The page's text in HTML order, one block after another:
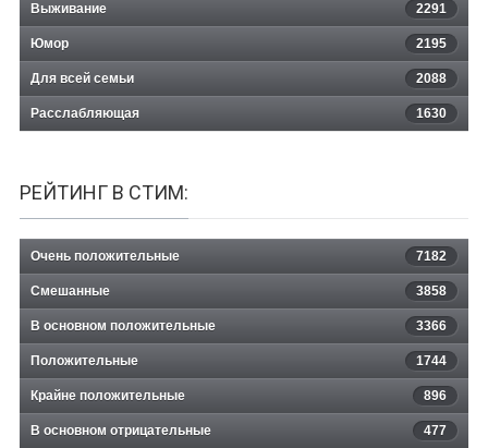
Выживание 2291
Юмор 2195
Для всей семьи 2088
Расслабляющая 1630
РЕЙТИНГ В СТИМ:
Очень положительные 7182
Смешанные 3858
В основном положительные 3366
Положительные 1744
Крайне положительные 896
В основном отрицательные 477